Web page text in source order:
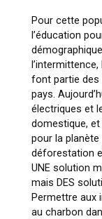
Pour cette
l’éducation
font partie des
pays.
électriques et
domestique,
pour la
déforestation
UNE solution
mais DES
Permettre aux
au charbon